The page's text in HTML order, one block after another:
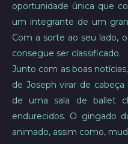
oportunidade única que
um integrante de um
Com a sorte ao seu lado,
consegue ser classificado.
Junto com as boas
de Joseph virar de
de uma sala de ballet
endurecidos. O gingado
animado, assim como,